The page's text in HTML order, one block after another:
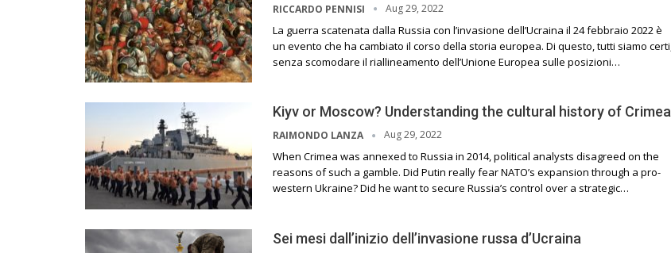
RICCARDO PENNISI Aug 29, 2022
La guerra scatenata dalla Russia con l’invasione dell’Ucraina il 24 febbraio 2022 è
un evento che ha cambiato il corso della storia europea. Di questo, tutti siamo certi,
senza scomodare il riallineamento dell’Unione Europea sulle posizioni…
Kiyv or Moscow? Understanding the cultural history of Crimea
RAIMONDO LANZA Aug 29, 2022
When Crimea was annexed to Russia in 2014, political analysts disagreed on the
reasons of such a gamble. Did Putin really fear NATO’s expansion through a pro-
western Ukraine? Did he want to secure Russia’s control over a strategic…
Sei mesi dall’inizio dell’invasione russa d’Ucraina